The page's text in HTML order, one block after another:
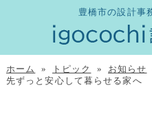
豊橋市の設計事
ホーム » トピック » お知らせ
先ずっと安心して暮らせる家へ